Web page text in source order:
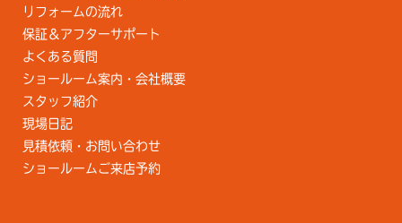
リフォームの流れ
保証＆アフターサポート
よくある質問
ショールーム案内・会社概要
スタッフ紹介
現場日記
見積依頼・お問い合わせ
ショールームご来店予約